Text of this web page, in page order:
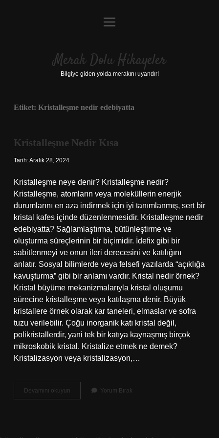
Anasayfa
Yasal Uyarı
menüyü
Merak Dolu Hikayeler
Bilgiye giden yolda merakını uyandır!
Etiket: Kristalleşme nedir edebiyatta
Kristalleşme Nedir Kısa
Tarih: Aralık 28, 2024
Kristalleşme neye denir? Kristalleşme nedir?
Kristalleşme, atomların veya moleküllerin enerjik
durumlarını en aza indirmek için iyi tanımlanmış, sert bir
kristal kafes içinde düzenlenmesidir. Kristalleşme nedir
edebiyatta? Sağlamlaştırma, bütünleştirme ve
oluşturma süreçlerinin bir biçimidir. İdefix gibi bir
sabitlenmeyi ve onun ileri derecesini ve katılığını
anlatır. Sosyal bilimlerde veya felsefi yazılarda “açıklığa
kavuşturma” gibi bir anlamı vardır. Kristal nedir örnek?
Kristal büyüme mekanizmalarıyla kristal oluşumu
sürecine kristalleşme veya katılaşma denir. Büyük
kristallere örnek olarak kar taneleri, elmaslar ve sofra
tuzu verilebilir. Çoğu inorganik katı kristal değil,
polikristallerdir, yani tek bir katıya kaynaşmış birçok
mikroskobik kristal. Kristalize etmek ne demek?
Kristalizasyon veya kristalizasyon,…
Devamını okuyun Kristalleşme
Nedir
Yorum Bırak